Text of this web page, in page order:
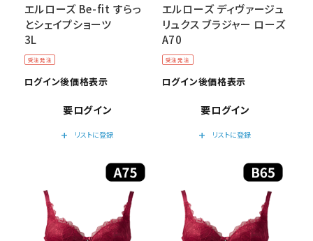
受注発注
エルローズ Be-fit すらっ
とシェイプショーツ
3L
ログイン後価格表示
要ログイン
add
リストに登録
受注発注
エルローズ ディヴァージュ
リュクス ブラジャー ローズ
A70
ログイン後価格表示
要ログイン
add
リストに登録